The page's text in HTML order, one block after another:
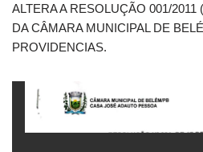
ALTERA A RESOLUÇÃO 001/
DA CÂMARA MUNICIPAL DE
PROVIDENCIAS.